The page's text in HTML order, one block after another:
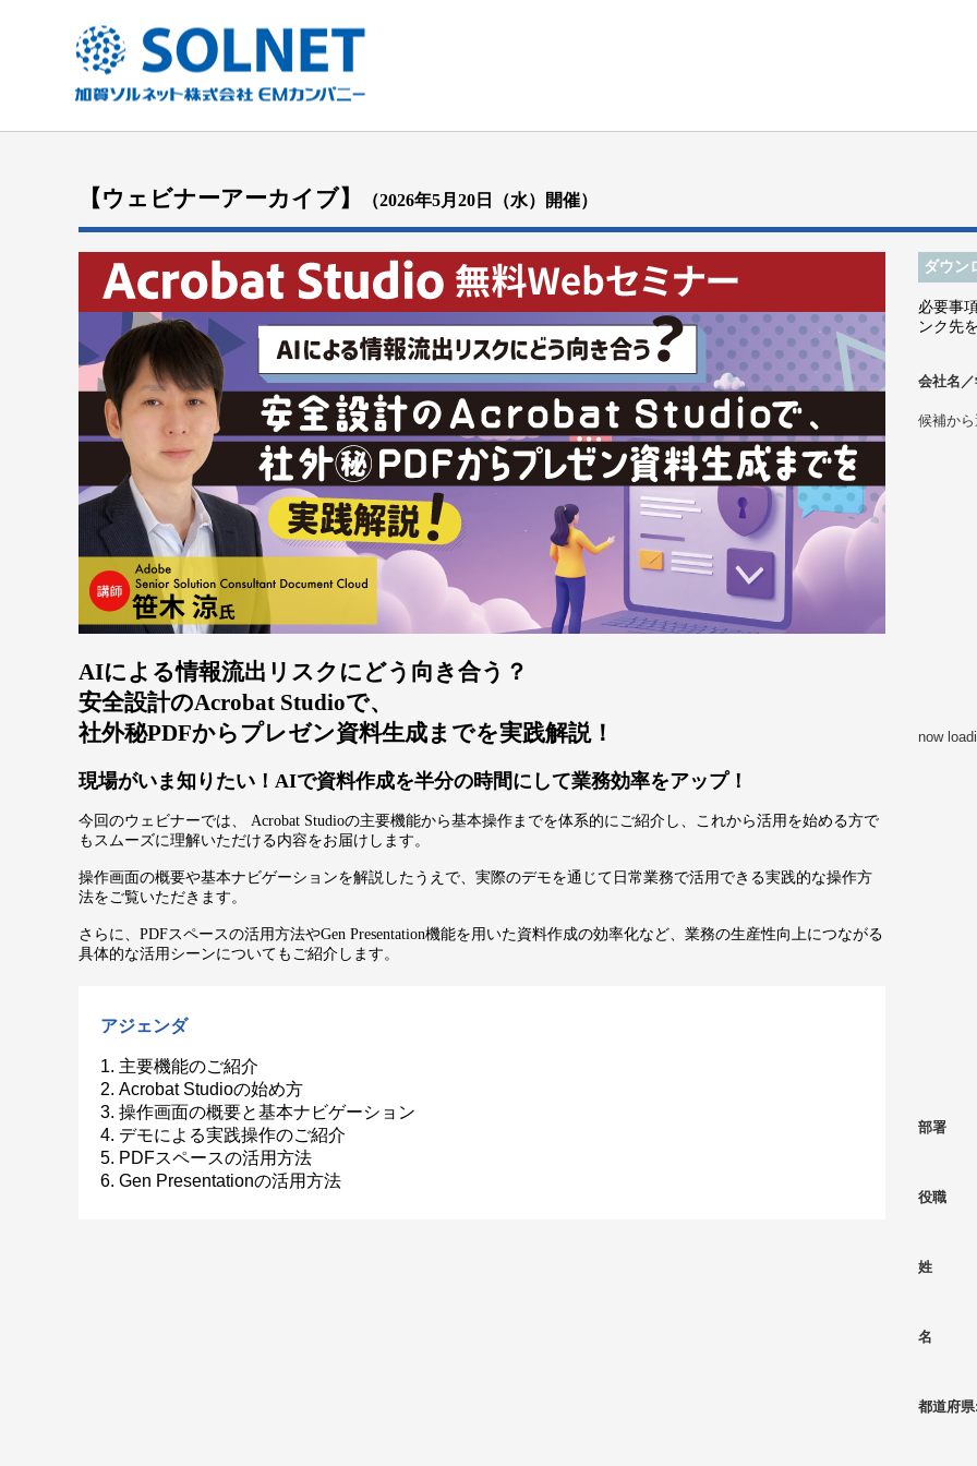
【ウェビナーアーカイブ】 （2026年5月20日（水）開催）
AIによる情報流出リスクにどう向き合う？
安全設計のAcrobat Studioで、
社外秘PDFからプレゼン資料生成までを実践解説！
現場がいま知りたい！AIで資料作成を半分の時間にして業務効率をアップ！
今回のウェビナーでは、 Acrobat Studioの主要機能から基本操作までを体系的にご紹介し、これから活用を始める方で
もスムーズに理解いただける内容をお届けします。
操作画面の概要や基本ナビゲーションを解説したうえで、実際のデモを通じて日常業務で活用できる実践的な操作方
法をご覧いただきます。
さらに、PDFスペースの活用方法やGen Presentation機能を用いた資料作成の効率化など、業務の生産性向上につながる
具体的な活用シーンについてもご紹介します。
アジェンダ
1. 主要機能のご紹介
2. Acrobat Studioの始め方
3. 操作画面の概要と基本ナビゲーション
4. デモによる実践操作のご紹介
5. PDFスペースの活用方法
6. Gen Presentationの活用方法
ダウン
必要事
ンク先
会社名
候補か
now
部署
役職
姓
名
都道府県: